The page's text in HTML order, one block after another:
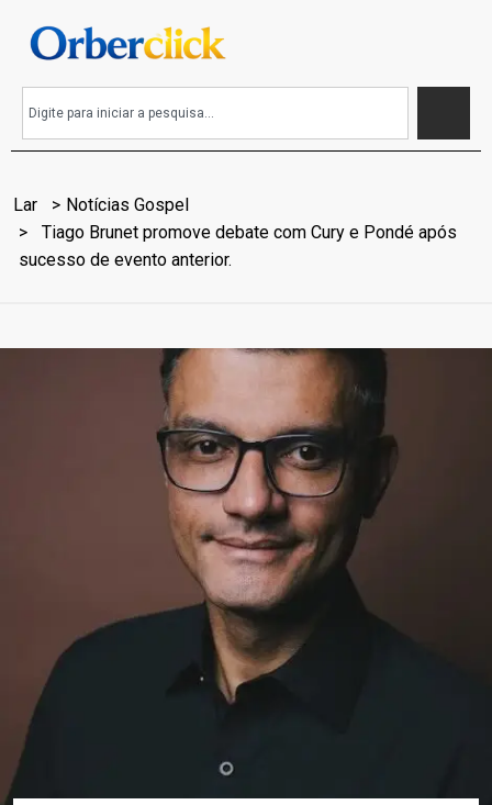
Lar
Notícias Gospel
Tiago Brunet promove debate com Cury e Pondé após
sucesso de evento anterior.